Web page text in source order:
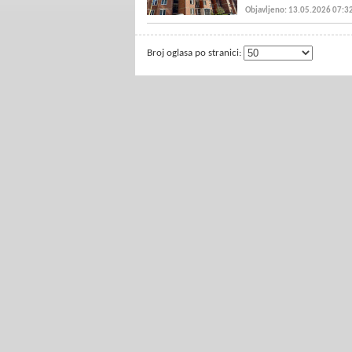
Objavljeno: 13.05.2026
Broj oglasa po stranici: